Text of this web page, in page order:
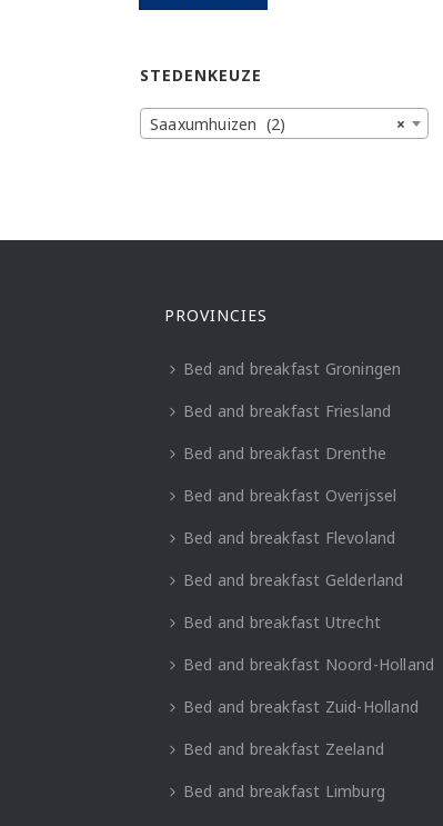
STEDENKEUZE
×
Saaxumhuizen (2)
PROVINCIES
Bed and breakfast Groningen
Bed and breakfast Friesland
Bed and breakfast Drenthe
Bed and breakfast Overijssel
Bed and breakfast Flevoland
Bed and breakfast Gelderland
Bed and breakfast Utrecht
Bed and breakfast Noord-Holland
Bed and breakfast Zuid-Holland
Bed and breakfast Zeeland
Bed and breakfast Limburg